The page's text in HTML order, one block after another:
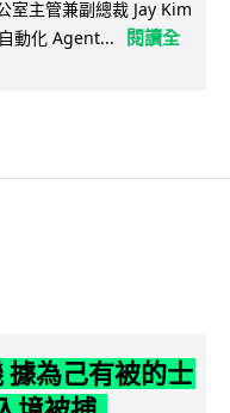
室主管兼副總裁 Jay Kim
動化 Agent...
閱讀全
據為己有被的士